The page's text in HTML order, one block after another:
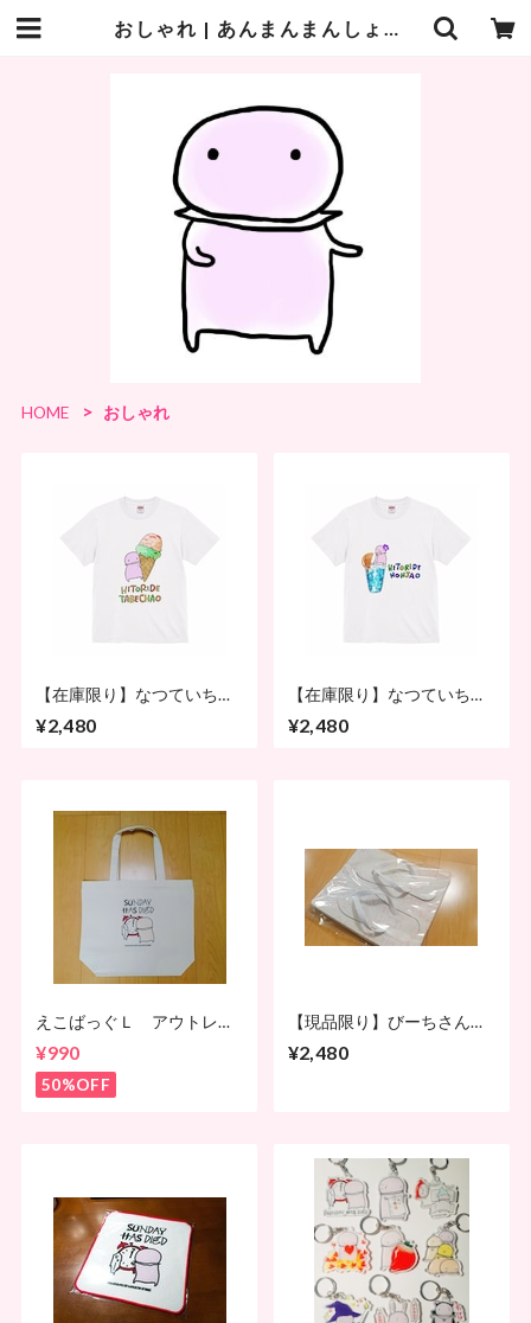
おしゃれ | あんまんまんしょっぷ
HOME おしゃれ
【在庫限り】なつていちゃ
¥2,480
【在庫限り】なつていちゃ
¥2,480
えこばっぐＬ アウトレッ
¥990
50%OFF
【現品限り】びーちさんだ
¥2,480